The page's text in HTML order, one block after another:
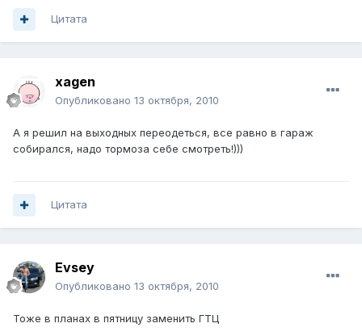
Цитата
xagen
Опубликовано 13 октября, 2010
А я решил на выходных переодеться, все равно в гараж
собирался, надо тормоза себе смотреть!)))
Цитата
Evsey
Опубликовано 13 октября, 2010
Тоже в планах в пятницу заменить ГТЦ